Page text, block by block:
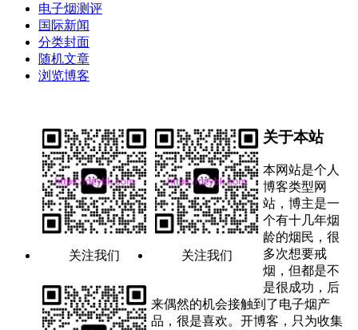
电子烟测评
国际新闻
分类封面
随机文章
浏览博客
关注我们 关注我们
关于本站
本网站是个人
博客类型网
站，博主是一
个有十几年烟
龄的烟民，很
多次想要戒
烟，但都是不
是很成功，后
来偶然的机会接触到了电子烟产
品，很是喜欢。开博客，只为收集